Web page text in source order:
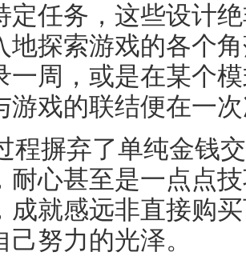
定任务，这些设计
地探索游戏的各个
一周，或是在某个
游戏的联结便在一
程摒弃了单纯金钱
耐心甚至是一点点
成就感远非直接购
努力的光泽。